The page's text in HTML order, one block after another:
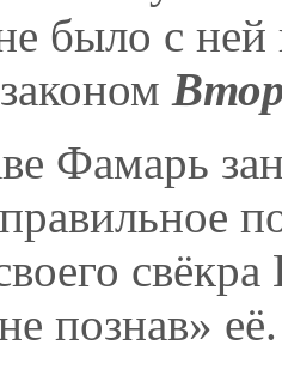
было с
Фамарь
познав» её.